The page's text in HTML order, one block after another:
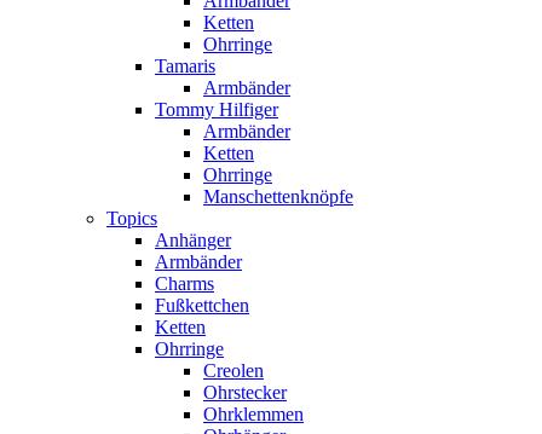
Ketten
Ohrringe
Tamaris
Armbänder
Tommy Hilfiger
Armbänder
Ketten
Ohrringe
Manschettenknöpfe
Topics
Anhänger
Armbänder
Charms
Fußkettchen
Ketten
Ohrringe
Creolen
Ohrstecker
Ohrklemmen